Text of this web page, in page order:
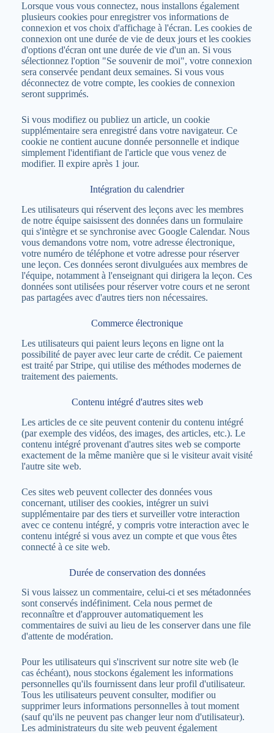
Lorsque vous vous connectez, nous installons également
plusieurs cookies pour enregistrer vos informations de
connexion et vos choix d'affichage à l'écran. Les cookies de
connexion ont une durée de vie de deux jours et les cookies
d'options d'écran ont une durée de vie d'un an. Si vous
sélectionnez l'option "Se souvenir de moi", votre connexion
sera conservée pendant deux semaines. Si vous vous
déconnectez de votre compte, les cookies de connexion
seront supprimés.
Si vous modifiez ou publiez un article, un cookie
supplémentaire sera enregistré dans votre navigateur. Ce
cookie ne contient aucune donnée personnelle et indique
simplement l'identifiant de l'article que vous venez de
modifier. Il expire après 1 jour.
Intégration du calendrier
Les utilisateurs qui réservent des leçons avec les membres
de notre équipe saisissent des données dans un formulaire
qui s'intègre et se synchronise avec Google Calendar. Nous
vous demandons votre nom, votre adresse électronique,
votre numéro de téléphone et votre adresse pour réserver
une leçon. Ces données seront divulguées aux membres de
l'équipe, notamment à l'enseignant qui dirigera la leçon. Ces
données sont utilisées pour réserver votre cours et ne seront
pas partagées avec d'autres tiers non nécessaires.
Commerce électronique
Les utilisateurs qui paient leurs leçons en ligne ont la
possibilité de payer avec leur carte de crédit. Ce paiement
est traité par Stripe, qui utilise des méthodes modernes de
traitement des paiements.
Contenu intégré d'autres sites web
Les articles de ce site peuvent contenir du contenu intégré
(par exemple des vidéos, des images, des articles, etc.). Le
contenu intégré provenant d'autres sites web se comporte
exactement de la même manière que si le visiteur avait visité
l'autre site web.
Ces sites web peuvent collecter des données vous
concernant, utiliser des cookies, intégrer un suivi
supplémentaire par des tiers et surveiller votre interaction
avec ce contenu intégré, y compris votre interaction avec le
contenu intégré si vous avez un compte et que vous êtes
connecté à ce site web.
Durée de conservation des données
Si vous laissez un commentaire, celui-ci et ses métadonnées
sont conservés indéfiniment. Cela nous permet de
reconnaître et d'approuver automatiquement les
commentaires de suivi au lieu de les conserver dans une file
d'attente de modération.
Pour les utilisateurs qui s'inscrivent sur notre site web (le
cas échéant), nous stockons également les informations
personnelles qu'ils fournissent dans leur profil d'utilisateur.
Tous les utilisateurs peuvent consulter, modifier ou
supprimer leurs informations personnelles à tout moment
(sauf qu'ils ne peuvent pas changer leur nom d'utilisateur).
Les administrateurs du site web peuvent également